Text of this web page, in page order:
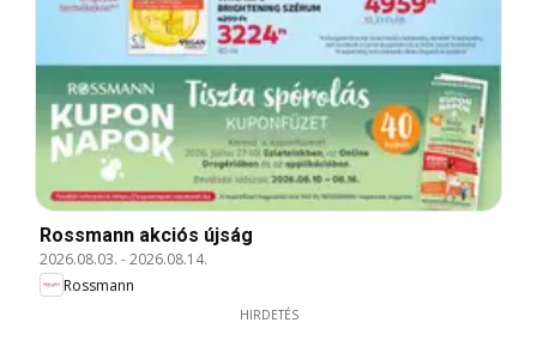
Rossmann akciós újság
2026.08.03. -2026.08.14.
Rossmann
HIRDETÉS